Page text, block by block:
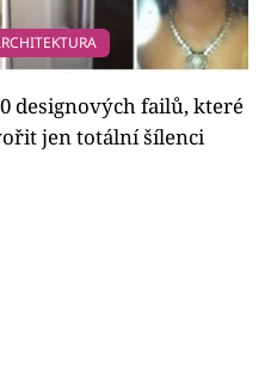
designových failů, které
jen totální šílenci